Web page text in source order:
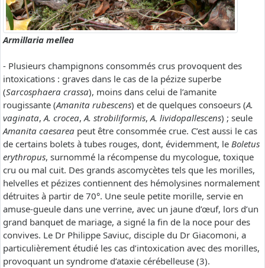
Armillaria mellea
- Plusieurs champignons consommés crus provoquent des
intoxications : graves dans le cas de la pézize superbe
(Sarcosphaera crassa), moins dans celui de l’amanite
rougissante (Amanita rubescens) et de quelques consoeurs (A.
vaginata,A. crocea, A. strobiliformis,A. lividopallescens) ; seule
Amanita caesarea peut être consommée crue. C’est aussi le cas
de certains bolets à tubes rouges, dont, évidemment, le Boletus
erythropus, surnommé la récompense du mycologue, toxique
cru ou mal cuit. Des grands ascomycètes tels que les morilles,
helvelles et pézizes contiennent des hémolysines normalement
détruites à partir de 70°. Une seule petite morille, servie en
amuse-gueule dans une verrine, avec un jaune d’œuf, lors d’un
grand banquet de mariage, a signé la fin de la noce pour des
convives. Le Dr Philippe Saviuc, disciple du Dr Giacomoni, a
particulièrement étudié les cas d’intoxication avec des morilles,
provoquant un syndrome d’ataxie cérébelleuse (3).